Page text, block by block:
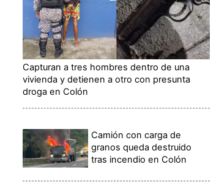
Capturan a tres hombres dentro de una
vivienda y detienen a otro con presunta
droga en Colón
Camión con carga de
granos queda destruido
tras incendio en Colón